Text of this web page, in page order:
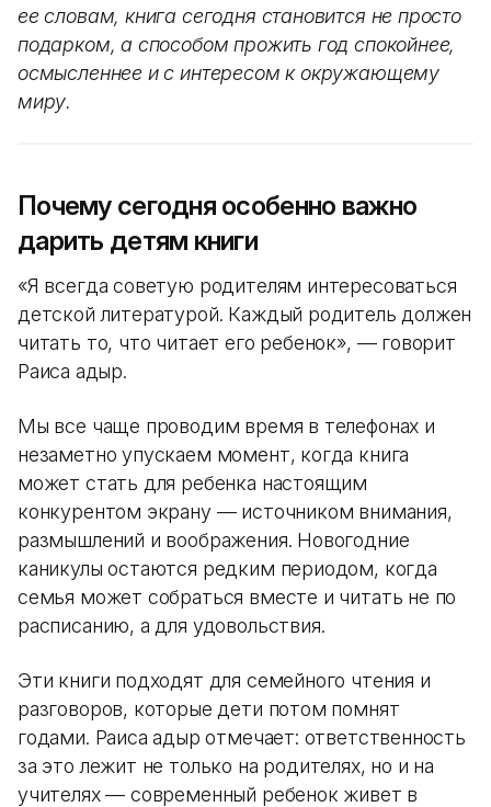
ее словам, книга сегодня становится не просто
подарком, а способом прожить год спокойнее,
осмысленнее и с интересом к окружающему
миру.
Почему сегодня особенно важно
дарить детям книги
«Я всегда советую родителям интересоваться
детской литературой. Каждый родитель должен
читать то, что читает его ребенок», — говорит
Раиса Қадыр.
Мы все чаще проводим время в телефонах и
незаметно упускаем момент, когда книга
может стать для ребенка настоящим
конкурентом экрану — источником внимания,
размышлений и воображения. Новогодние
каникулы остаются редким периодом, когда
семья может собраться вместе и читать не по
расписанию, а для удовольствия.
Эти книги подходят для семейного чтения и
разговоров, которые дети потом помнят
годами. Раиса Қадыр отмечает: ответственность
за это лежит не только на родителях, но и на
учителях — современный ребенок живет в